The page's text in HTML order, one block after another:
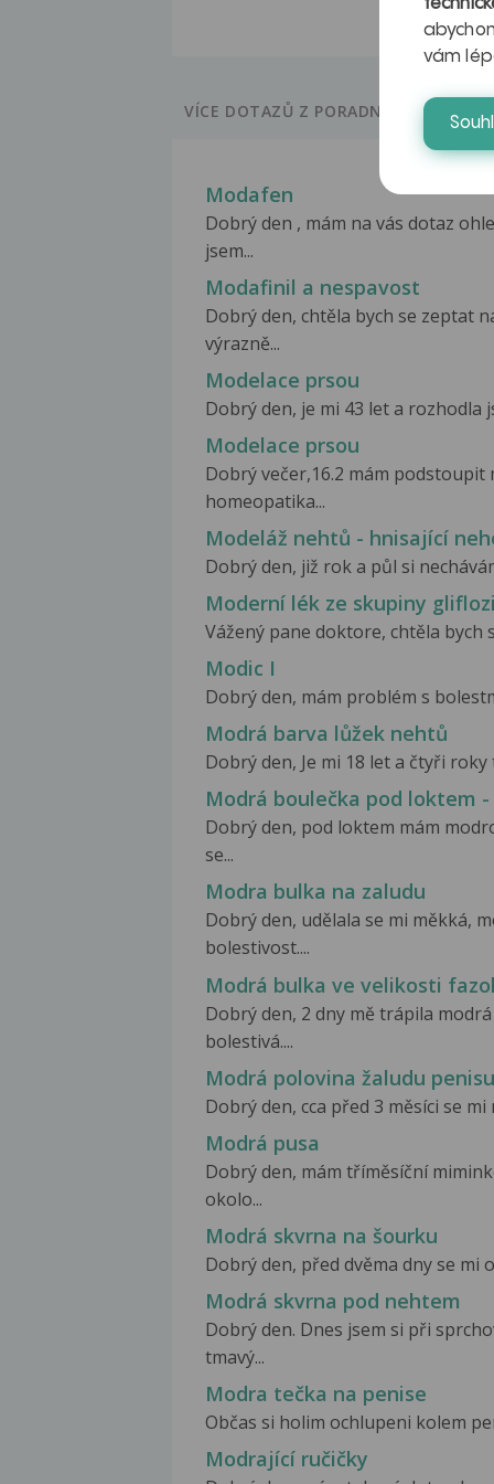
VÍCE DOTAZŮ Z PORADNY
Modafen
Dobrý den , mám na vás dotaz
jsem...
Modafinil a nespavost
Dobrý den, chtěla bych se zeptat
výrazně...
Modelace prsou
Dobrý den, je mi 43 let a rozhodla
Modelace prsou
Dobrý večer,16.2 mám podstoupit
homeopatika...
Modeláž nehtů - hnisající
Dobrý den, již rok a půl si
Moderní lék ze skupiny
Vážený pane doktore, chtěla bych
Modic I
Dobrý den, mám problém s
Modrá barva lůžek nehtů
Dobrý den, Je mi 18 let a čtyři
Modrá boulečka pod loktem
Dobrý den, pod loktem mám
se...
Modra bulka na zaludu
Dobrý den, udělala se mi měkká,
bolestivost....
Modrá bulka ve velikosti
Dobrý den, 2 dny mě trápila
bolestivá....
Modrá polovina žaludu penisu
Dobrý den, cca před 3 měsíci se
Modrá pusa
Dobrý den, mám tříměsíční
okolo...
Modrá skvrna na šourku
Dobrý den, před dvěma dny se mi
Modrá skvrna pod nehtem
Dobrý den. Dnes jsem si při
tmavý...
Modra tečka na penise
Občas si holim ochlupeni kolem
Modrající ručičky
vám